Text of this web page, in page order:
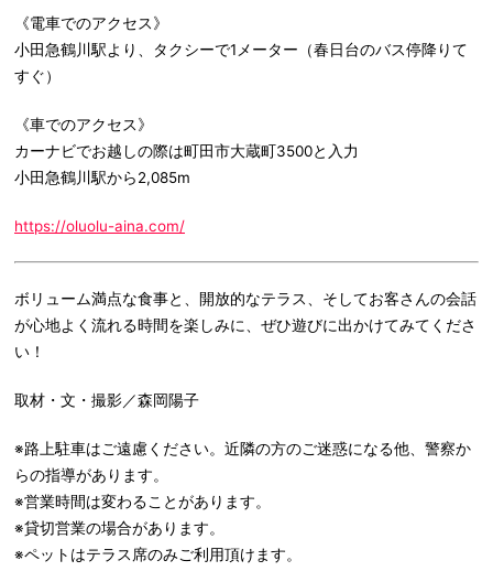
《電車でのアクセス》
小田急鶴川駅より、タクシーで1メーター（春日台のバス停降りて
すぐ）
《車でのアクセス》
カーナビでお越しの際は町田市大蔵町3500と入力
小田急鶴川駅から2,085m
https://oluolu-aina.com/
ボリューム満点な食事と、開放的なテラス、そしてお客さんの会話
が心地よく流れる時間を楽しみに、ぜひ遊びに出かけてみてくださ
い！
取材・文・撮影／森岡陽子
※路上駐車はご遠慮ください。近隣の方のご迷惑になる他、警察か
らの指導があります。
※営業時間は変わることがあります。
※貸切営業の場合があります。
※ペットはテラス席のみご利用頂けます。